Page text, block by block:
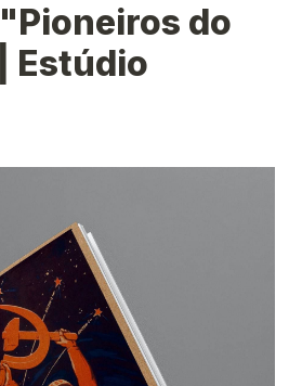
do
Estúdio